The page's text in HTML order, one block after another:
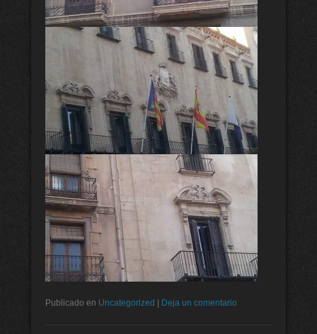
Publicado en Uncategorized | Deja un comentario